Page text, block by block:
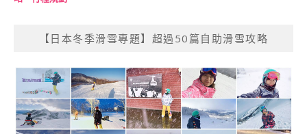
【日本冬季滑雪專題】超過50篇自助滑雪攻略